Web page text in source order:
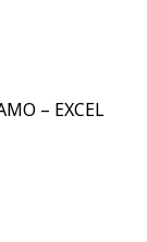
– EXCEL